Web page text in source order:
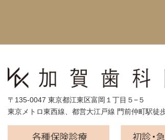
〒135-0047 東京都江東区富岡１丁目５−５
東京メトロ東西線、都営大江戸線 門前仲町駅徒